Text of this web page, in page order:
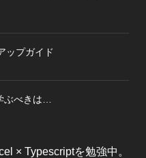
ップガイド
ぶべきは…
× Typescriptを勉強中。